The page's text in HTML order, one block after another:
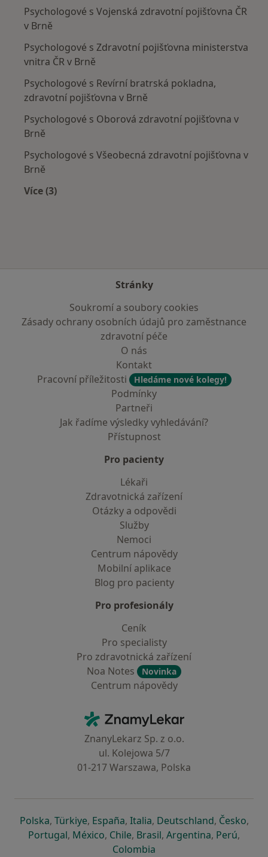
Psychologové s Vojenská zdravotní pojišťovna ČR
v Brně
Psychologové s Zdravotní pojišťovna ministerstva
vnitra ČR v Brně
Psychologové s Revírní bratrská pokladna,
zdravotní pojišťovna v Brně
Psychologové s Oborová zdravotní pojišťovna v
Brně
Psychologové s Všeobecná zdravotní pojišťovna v
Brně
Více (3)
Stránky
Soukromí a soubory cookies
Zásady ochrany osobních údajů pro zaměstnance
zdravotní péče
O nás
Kontakt
Pracovní příležitosti
Hledáme nové kolegy!
Podmínky
Partneři
Jak řadíme výsledky vyhledávání?
Přístupnost
Pro pacienty
Lékaři
Zdravotnická zařízení
Otázky a odpovědi
Služby
Nemoci
Centrum nápovědy
Mobilní aplikace
Blog pro pacienty
Pro profesionály
Ceník
Pro specialisty
Pro zdravotnická zařízení
Noa Notes
Novinka
Centrum nápovědy
ZnamyLekar - Hlavní stránka
ZnanyLekarz Sp. z o.o.
ul. Kolejowa 5/7
01-217 Warszawa, Polska
Polskase otevře v nové záložce
, Türkiyese otevře v nové záložce
, Españase otevře v nové záložce
, Italiase otevře v nové záložce
, Deutschlandse otevře v
, Českose
,
Portugalse otevře v nové záložce
, Méxicose otevře v nové záložce
, Chilese otevře v nové záložce
, Brasilse otevře v nové
, Argentinase otevře v
, Perúse
,
Colombia